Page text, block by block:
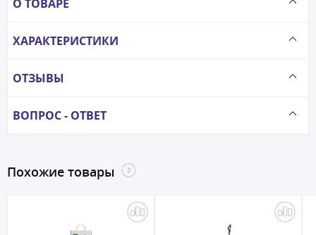
О ТОВАРЕ
ХАРАКТЕРИСТИКИ
ОТЗЫВЫ
ВОПРОС - ОТВЕТ
Похожие товары